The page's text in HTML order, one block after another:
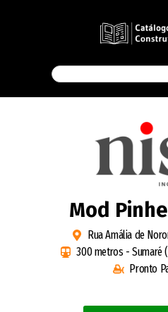
Mod
Rua Amália de
300 metros - Sumaré
Pronto